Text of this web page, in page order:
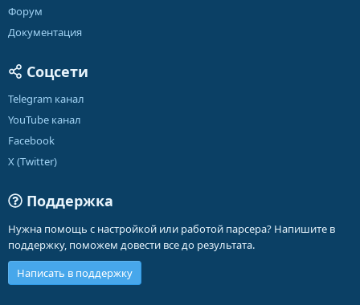
Форум
Документация
Соцсети
Telegram канал
YouTube канал
Facebook
X (Twitter)
Поддержка
Нужна помощь с настройкой или работой парсера? Напишите в
поддержку, поможем довести все до результата.
Написать в поддержку